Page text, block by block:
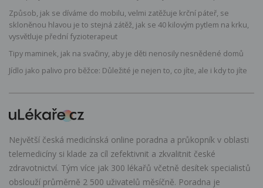
Způsob, jak se díváme do mobilu, velmi zatěžuje krční páteř, se
skloněnou hlavou je to stejná zátěž, jak se 40 kilovým pytlem na krku,
vysvětluje přední fyzioterapeut
Tipy maminek, jak na svačiny, aby je děti nenosily nesnědené domů
Jídlo jako palivo pro běžce: Důležité je nejen to, co jíte, ale i kdy to jíte
Největší česká medicínská online poradna a průkopník v oblasti
telemedicíny si klade za cíl zefektivnit a zkvalitnit české
zdravotnictví. Tým více jak 300 lékařů včetně desítek specialistů
obslouží průměrně 2 500 uživatelů měsíčně. Poradna je